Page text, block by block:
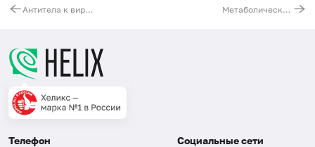
Антитела к вирусу простого герпеса (HSV 1/2, IgG) с определением авидности Метаболический баланс
Телефон Социальные сети